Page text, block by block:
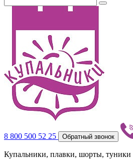
8 800 500 52 25 Обратный звонок
Купальники, плавки, шорты, туники